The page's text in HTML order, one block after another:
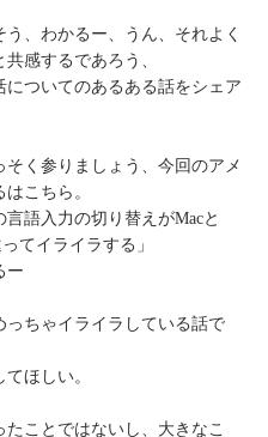
う、わかるー、うん、それよく
感するであろう、
についてのあるある話をシェア
そく参りましょう、今回のアメ
こちら。
言語入力の切り替えがMacと
てイライラする」
ー
っちゃイライラしている話で
ほしい。
たことではないし、大きなこ